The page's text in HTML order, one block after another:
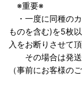
※重要※
・一度に同種の
ものを含む)を5枚
入をお断りさせて
その場合は発送
（事前にお客様の